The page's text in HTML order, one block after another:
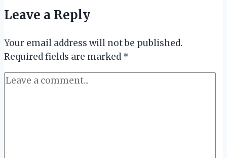
Leave a Reply
Your email address will not be published.
Required fields are marked *